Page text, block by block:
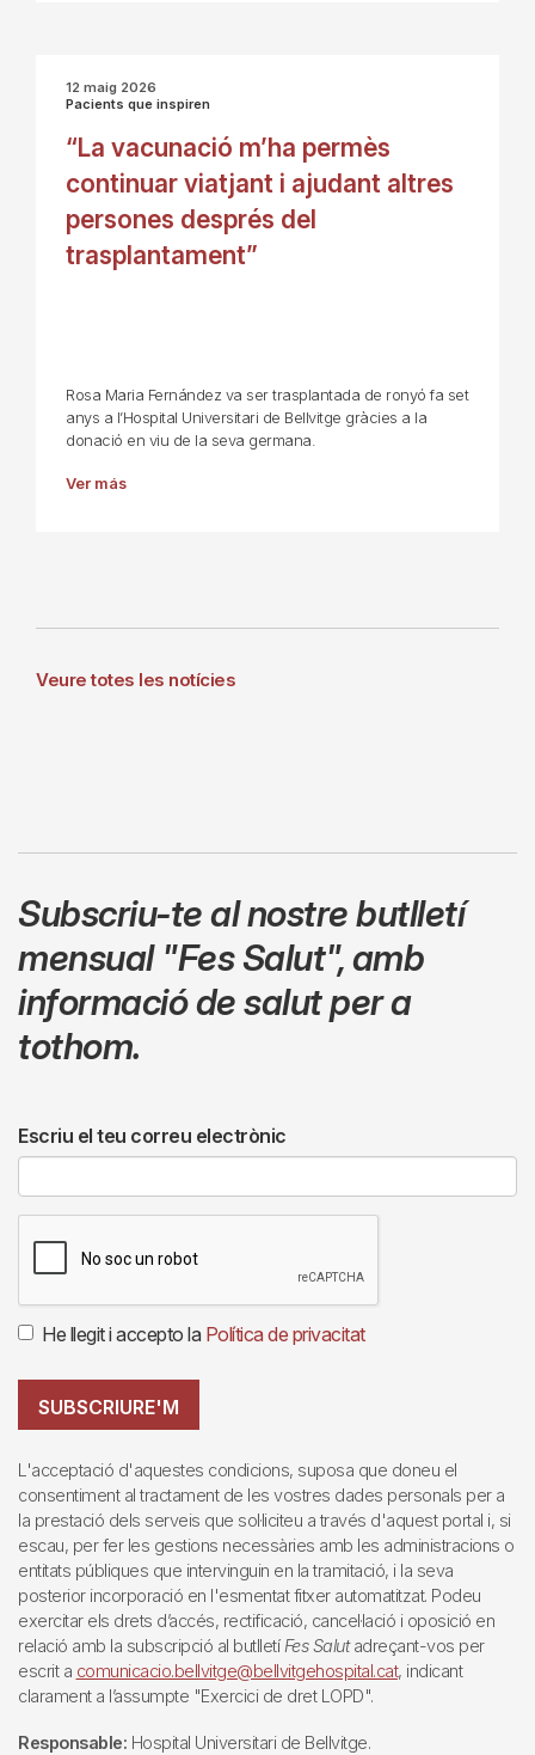
12 maig 2026
Pacients que inspiren
“La vacunació m’ha permès
continuar viatjant i ajudant altres
persones després del
trasplantament”
Rosa Maria Fernández va ser trasplantada de ronyó fa set
anys a l’Hospital Universitari de Bellvitge gràcies a la
donació en viu de la seva germana.
Ver más
Veure totes les notícies
Subscriu-te al nostre butlletí
mensual "Fes Salut",amb
informació de salut per a
tothom.
Escriu el teu correu electrònic
He llegit i accepto la Política de privacitat
SUBSCRIURE'M
L'acceptació d'aquestes condicions, suposa que doneu el
consentiment al tractament de les vostres dades personals per a
la prestació dels serveis que sol·liciteu a través d'aquest portal i, si
escau, per fer les gestions necessàries amb les administracions o
entitats públiques que intervinguin en la tramitació, i la seva
posterior incorporació en l'esmentat fitxer automatitzat. Podeu
exercitar els drets d’accés, rectificació, cancel·lació i oposició en
relació amb la subscripció al butlletí Fes Salutadreçant-vos per
escrit a comunicacio.bellvitge@bellvitgehospital.cat, indicant
clarament a l’assumpte "Exercici de dret LOPD".
Responsable: Hospital Universitari de Bellvitge.